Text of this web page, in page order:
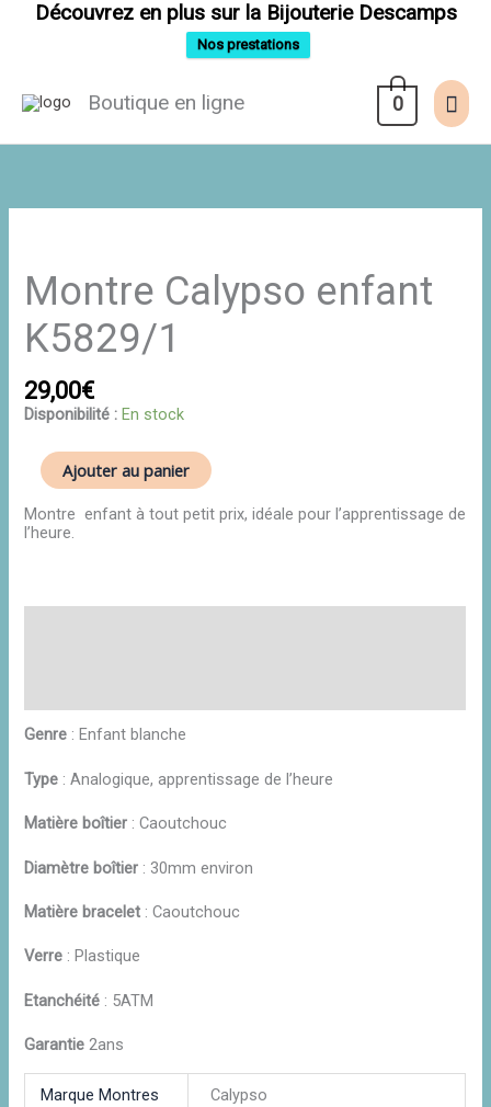
Découvrez en plus sur la Bijouterie Descamps
Nos prestations
Boutique en ligne 0
Montre Calypso enfant
K5829/1
29,00€
Disponibilité : En stock
Calypso
enfant
Ajouter au panier
Montre enfant à tout petit prix, idéale pour l’apprentissage de
l’heure.
Genre : Enfant blanche
Type : Analogique, apprentissage de l’heure
Matière boîtier : Caoutchouc
Diamètre boîtier : 30mm environ
Matière bracelet : Caoutchouc
Verre : Plastique
Etanchéité : 5ATM
Garantie 2ans
Marque Montres Calypso